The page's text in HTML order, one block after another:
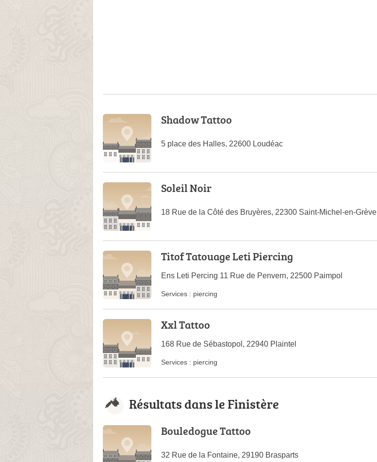
Shadow Tattoo
5 place des Halles, 22600 Loudéac
Soleil Noir
18 Rue de la Côté des Bruyères, 22300 Saint-Michel-en-Grève
Titof Tatouage Leti Piercing
Ens Leti Percing 11 Rue de Penvern, 22500 Paimpol
Services : piercing
Xxl Tattoo
168 Rue de Sébastopol, 22940 Plaintel
Services : piercing
Résultats dans le Finistère
Bouledogue Tattoo
32 Rue de la Fontaine, 29190 Brasparts